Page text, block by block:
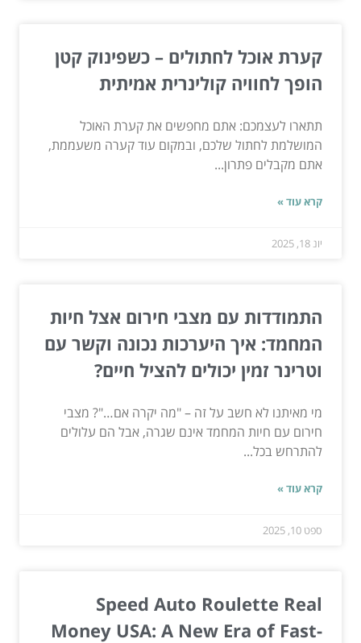
קערת אוכל לחתולים – כשפינוק קטן
הופך לחוויה קולינרית אמיתית
תתארו לעצמכם: אתם מחפשים את קערת האוכל
המושלמת לחתול שלכם, ובמקום עוד קערה משעממת,
אתם מקבלים פתרון...
קרא עוד »
יונ 18, 2025
התמודדות עם מצבי חירום אצל חיות
המחמד: איך היערכות נכונה וקשר עם
וטרינר זמין יכולים להציל חיים?
מי מאיתנו לא חשב על זה – "מה יקרה אם…"? מצבי
חירום עם חיות המחמד אינם שגרה, אבל הם עלולים
להתרחש בכל...
קרא עוד »
ספט 10, 2025
Speed Auto Roulette Real
Money USA: A New Era of Fast-